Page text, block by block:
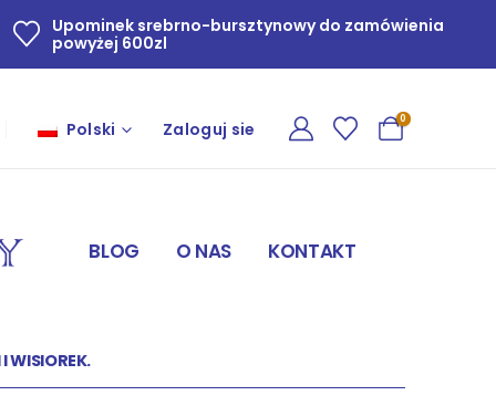
Upominek srebrno-bursztynowy do zamówienia
powyżej 600zl
Polski Zaloguj sie
0
BLOG O NAS KONTAKT
WISIOREK.